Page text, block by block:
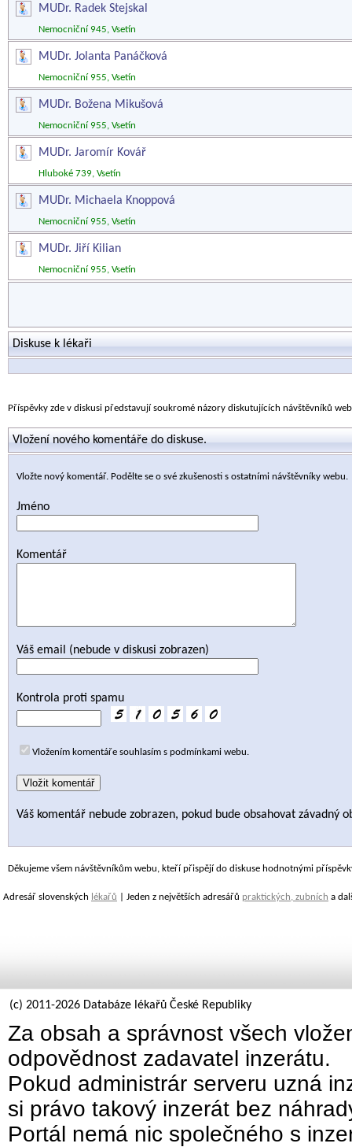
MUDr. Radek Stejskal
Nemocniční 945, Vsetín
MUDr. Jolanta Panáčková
Nemocniční 955, Vsetín
MUDr. Božena Mikušová
Nemocniční 955, Vsetín
MUDr. Jaromír Kovář
Hluboké 739, Vsetín
MUDr. Michaela Knoppová
Nemocniční 955, Vsetín
MUDr. Jiří Kilian
Nemocniční 955, Vsetín
Diskuse k lékaři
Příspěvky zde v diskusi představují soukromé názory diskutujících návštěvníků
Vložení nového komentáře do diskuse.
Vložte nový komentář. Podělte se o své zkušenosti s ostatními návštěvníky webu.
Jméno
Komentář
Váš email (nebude v diskusi zobrazen)
Kontrola proti spamu
Vložením komentáře souhlasím s podmínkami webu.
Váš komentář nebude zobrazen, pokud bude obsahovat závadný
Děkujeme všem návštěvníkům webu, kteří přispějí do diskuse hodnotnými
Adresář slovenských lékařů | Jeden z největších adresářů praktických, zubních a
(c) 2011-2026 Databáze lékařů České Republiky
Za obsah a správnost všech
odpovědnost zadavatel inzerátu.
Pokud administrár serveru uzná
si právo takový inzerát bez
Portál nemá nic společného s